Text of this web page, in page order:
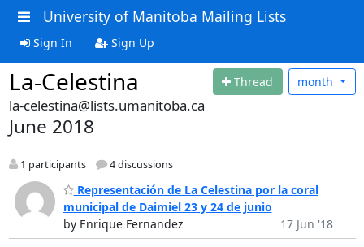
University of Manitoba Mailing Lists
Sign In Sign Up
La-Celestina Thread month
la-celestina@lists.umanitoba.ca
June 2018
1 participants 4 discussions
Representación de La Celestina por la coral
municipal de Daimiel 23 y 24 de junio
by Enrique Fernandez
17 Jun '18